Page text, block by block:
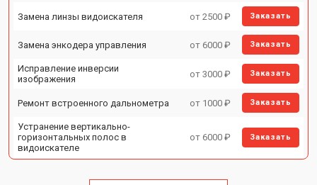
Замена линзы видоискателя от 2500 ₽ Заказать
Замена энкодера управления от 6000 ₽ Заказать
Исправление инверсии
изображения
от 3000 ₽ Заказать
Ремонт встроенного дальнометра от 1000 ₽ Заказать
Устранение вертикально-
горизонтальных полос в
видоискателе
от 6000 ₽ Заказать